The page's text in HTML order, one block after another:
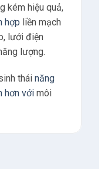
kém hiệu quả,
hợp liền mạch
lưới điện
lượng.
thái năng
hơn vớimôi